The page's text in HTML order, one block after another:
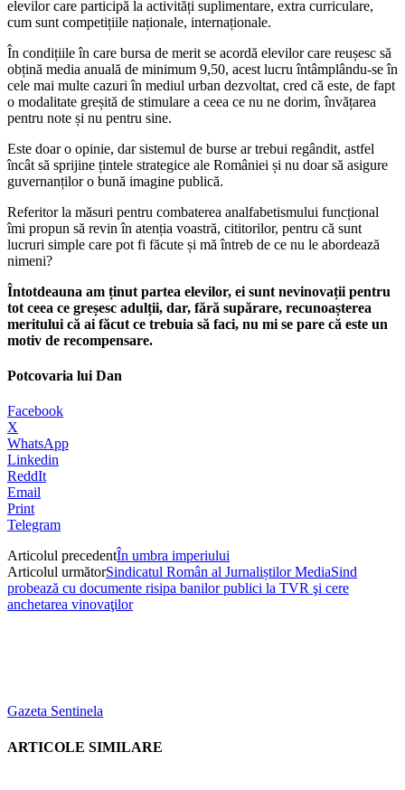
elevilor care participă la activități suplimentare, extra curriculare,
cum sunt competițiile naționale, internaționale.
În condițiile în care bursa de merit se acordă elevilor care reușesc să
obțină media anuală de minimum 9,50, acest lucru întâmplându-se în
cele mai multe cazuri în mediul urban dezvoltat, cred că este, de fapt
o modalitate greșită de stimulare a ceea ce nu ne dorim, învățarea
pentru note și nu pentru sine.
Este doar o opinie, dar sistemul de burse ar trebui regândit, astfel
încât să sprijine țintele strategice ale României și nu doar să asigure
guvernanților o bună imagine publică.
Referitor la măsuri pentru combaterea analfabetismului funcțional
îmi propun să revin în atenția voastră, cititorilor, pentru că sunt
lucruri simple care pot fi făcute și mă întreb de ce nu le abordează
nimeni?
Întotdeauna am ținut partea elevilor, ei sunt nevinovații pentru
tot ceea ce greșesc adulții, dar, fără supărare, recunoașterea
meritului că ai făcut ce trebuia să faci, nu mi se pare că este un
motiv de recompensare.
Potcovaria lui Dan
Facebook
X
WhatsApp
Linkedin
ReddIt
Email
Print
Telegram
Articolul precedentÎn umbra imperiului
Articolul următorSindicatul Român al Jurnaliștilor MediaSind
probează cu documente risipa banilor publici la TVR şi cere
anchetarea vinovaţilor
Gazeta Sentinela
ARTICOLE SIMILARE